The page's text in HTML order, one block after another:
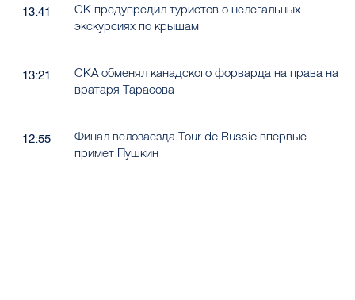
13:41
СК предупредил туристов о нелегальных
экскурсиях по крышам
13:21
СКА обменял канадского форварда на права на
вратаря Тарасова
12:55
Финал велозаезда Tour de Russie впервые
примет Пушкин